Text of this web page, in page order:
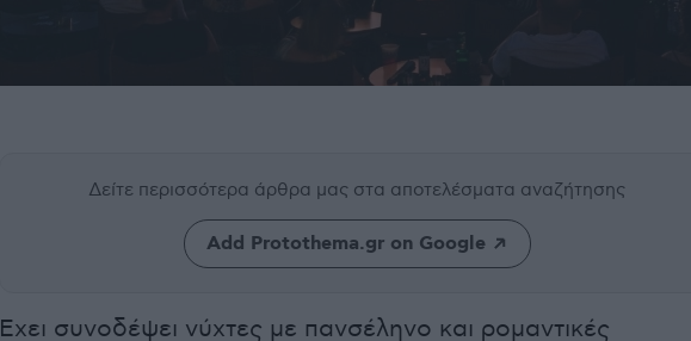
Δείτε περισσότερα άρθρα μας στα αποτελέσματα αναζήτησης
Add Protothema.gr on Google
Έχει συνοδέψει νύχτες με πανσέληνο και ρομαντικές